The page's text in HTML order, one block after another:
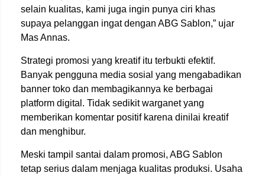
selain kualitas, kami juga ingin punya ciri khas
supaya pelanggan ingat dengan ABG Sablon,” ujar
Mas Annas.
Strategi promosi yang kreatif itu terbukti efektif.
Banyak pengguna media sosial yang mengabadikan
banner toko dan membagikannya ke berbagai
platform digital. Tidak sedikit warganet yang
memberikan komentar positif karena dinilai kreatif
dan menghibur.
Meski tampil santai dalam promosi, ABG Sablon
tetap serius dalam menjaga kualitas produksi. Usaha